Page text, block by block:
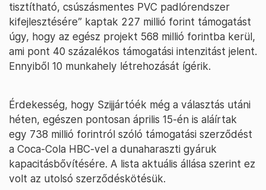
tisztítható, csúszásmentes PVC padlórendszer
kifejlesztésére” kaptak 227 millió forint támogatást
úgy, hogy az egész projekt 568 millió forintba kerül,
ami pont 40 százalékos támogatási intenzitást jelent.
Ennyiből 10 munkahely létrehozását ígérik.
Érdekesség, hogy Szijjártóék még a választás utáni
héten, egészen pontosan április 15-én is aláírtak
egy 738 millió forintról szóló támogatási szerződést
a Coca-Cola HBC-vel a dunaharaszti gyáruk
kapacitásbővítésére. A lista aktuális állása szerint ez
volt az utolsó szerződéskötésük.